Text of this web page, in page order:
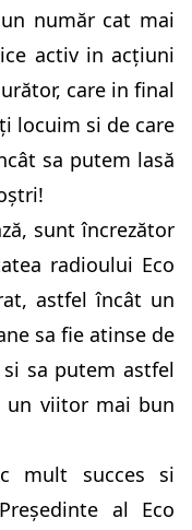
număr cat mai
activ in acțiuni
care in final
locuim si de care
sa putem lasă
sunt încrezător
radioului Eco
astfel încât un
sa fie atinse de
sa putem astfel
un viitor mai bun
mult succes si
al Eco